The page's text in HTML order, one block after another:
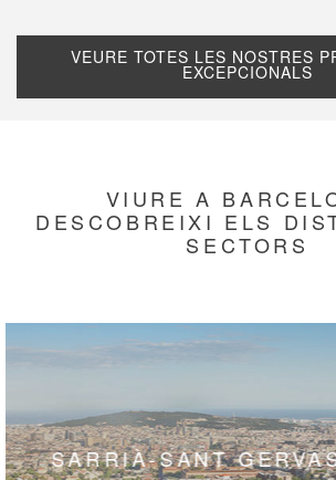
VEURE TOTES LES NOSTRES
EXCEPCIONALS
VIURE A
DESCOBREIXI ELS
SECTORS
L'EIXAMPLE